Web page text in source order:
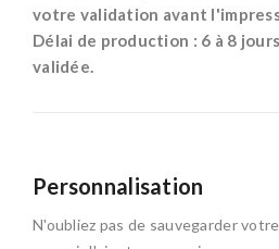
votre validation avant
Délai de production : 6 à 8
validée.
Personnalisation
N'oubliez pas de sauvegarder